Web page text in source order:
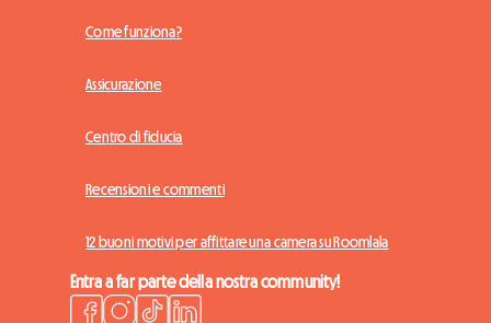
Come funziona?
Assicurazione
Centro di fiducia
Recensioni e commenti
12 buoni motivi per affittare una camera su Roomlala
Entra a far parte della nostra community!